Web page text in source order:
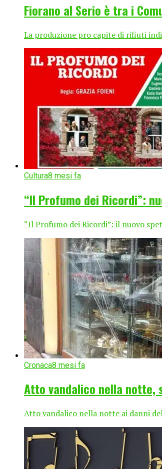
Fiorano al Serio è tra i
La produzione pro capite di rifiuti
Cultura8 mesi fa
“Il Profumo dei Ricordi”:
“Il Profumo dei Ricordi”: il nuovo
Cronaca8 mesi fa
Atto vandalico nella notte,
Atto vandalico nella notte ai danni